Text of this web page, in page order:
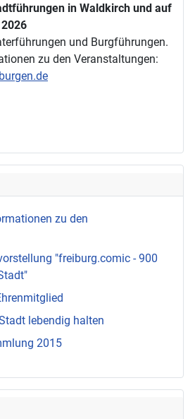
in Waldkirch und auf
und Burgführungen.
zu den Veranstaltungen:
zu den
"freiburg.comic - 900
lebendig halten
2015